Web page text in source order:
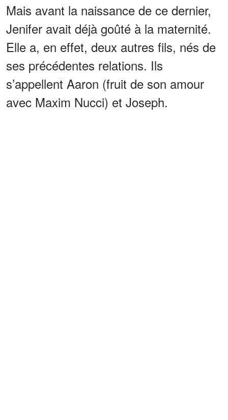
Mais avant la naissance de ce dernier,
Jenifer avait déjà goûté à la maternité.
Elle a, en effet, deux autres fils, nés de
ses précédentes relations. Ils
s’appellent Aaron (fruit de son amour
avec Maxim Nucci) et Joseph.